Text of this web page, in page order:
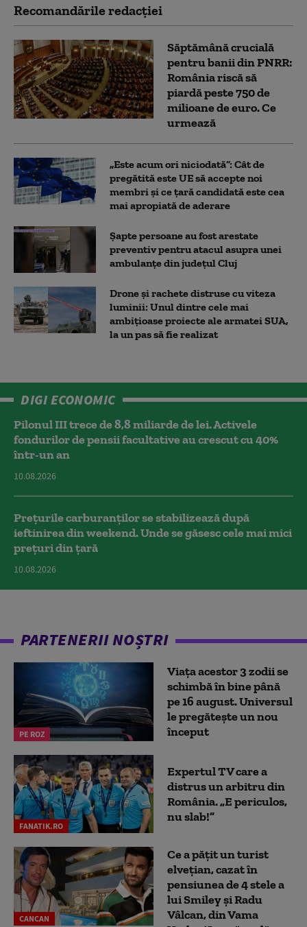
Recomandările redacţiei
Săptămână crucială
pentru banii din PNRR:
România riscă să
piardă peste 750 de
milioane de euro. Ce
urmează
„Este acum ori niciodată”: Cât de
pregătită este UE să accepte noi
membri și ce țară candidată este cea
mai apropiată de aderare
Șapte persoane au fost arestate
preventiv pentru atacul asupra unei
ambulanțe din județul Cluj
Drone și rachete distruse cu viteza
luminii: Unul dintre cele mai
ambițioase proiecte ale armatei SUA,
la un pas să fie realizat
DIGI ECONOMIC
Pilonul III trece de 8,8 miliarde de lei. Activele
fondurilor de pensii facultative au crescut cu 40%
într-un an
10.08.2026
Prețurile carburanților se stabilizează după
ieftinirea din weekend. Unde se găsesc cele mai mici
prețuri din țară
10.08.2026
PARTENERII NOȘTRI
PE ROZ
Viața acestor 3 zodii se
schimbă în bine până
pe 16 august. Universul
le pregătește un nou
început
FANATIK.RO
Expertul TV care a
distrus un arbitru din
România. „E periculos,
nu slab!”
CANCAN
Ce a pățit un turist
elvețian, cazat în
pensiunea de 4 stele a
lui Smiley și Radu
Vâlcan, din Vama